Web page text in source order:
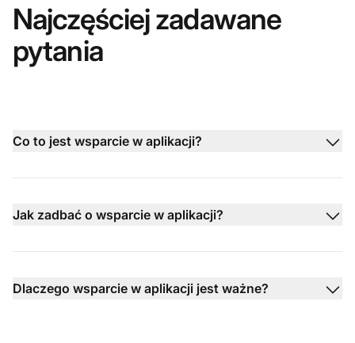
Najczęściej zadawane
pytania
Co to jest wsparcie w aplikacji?
Jak zadbać o wsparcie w aplikacji?
Dlaczego wsparcie w aplikacji jest ważne?